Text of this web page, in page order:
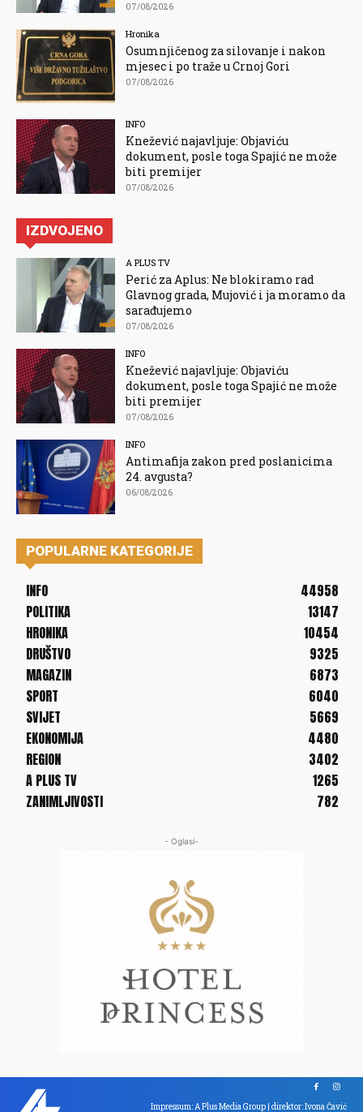
07/08/2026
Hronika
Osumnjičenog za silovanje i nakon
mjesec i po traže u Crnoj Gori
07/08/2026
INFO
Knežević najavljuje: Objaviću
dokument, posle toga Spajić ne može
biti premijer
07/08/2026
IZDVOJENO
A PLUS TV
Perić za Aplus: Ne blokiramo rad
Glavnog grada, Mujović i ja moramo da
sarađujemo
07/08/2026
INFO
Knežević najavljuje: Objaviću
dokument, posle toga Spajić ne može
biti premijer
07/08/2026
INFO
Antimafija zakon pred poslanicima
24. avgusta?
06/08/2026
POPULARNE KATEGORIJE
INFO
44958
POLITIKA
13147
HRONIKA
10454
DRUŠTVO
9325
MAGAZIN
6873
SPORT
6040
SVIJET
5669
EKONOMIJA
4480
REGION
3402
A PLUS TV
1265
ZANIMLJIVOSTI
782
- Oglasi-
Impressum: A Plus Media Group | direktor: Ivona Čavić